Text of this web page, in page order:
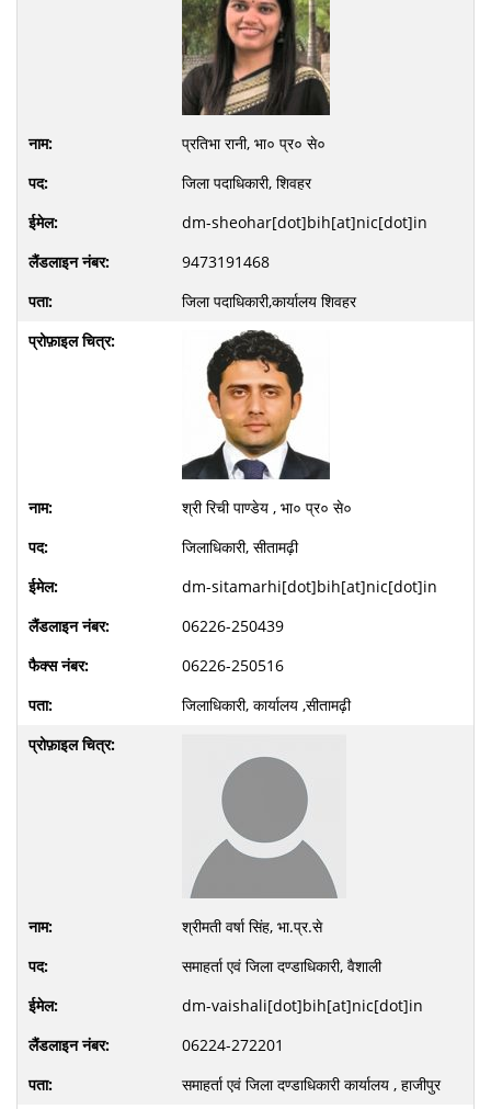
प्रतिभा रानी, भा० प्र० से०
जिला पदाधिकारी, शिवहर
dm-sheohar[dot]bih[at]nic[dot]in
9473191468
जिला पदाधिकारी,कार्यालय शिवहर
श्री रिची पाण्डेय , भा० प्र० से०
जिलाधिकारी, सीतामढ़ी
dm-sitamarhi[dot]bih[at]nic[dot]in
06226-250439
06226-250516
जिलाधिकारी, कार्यालय ,सीतामढ़ी
श्रीमती वर्षा सिंह, भा.प्र.से
समाहर्ता एवं जिला दण्डाधिकारी, वैशाली
dm-vaishali[dot]bih[at]nic[dot]in
06224-272201
समाहर्ता एवं जिला दण्डाधिकारी कार्यालय , हाजीपुर